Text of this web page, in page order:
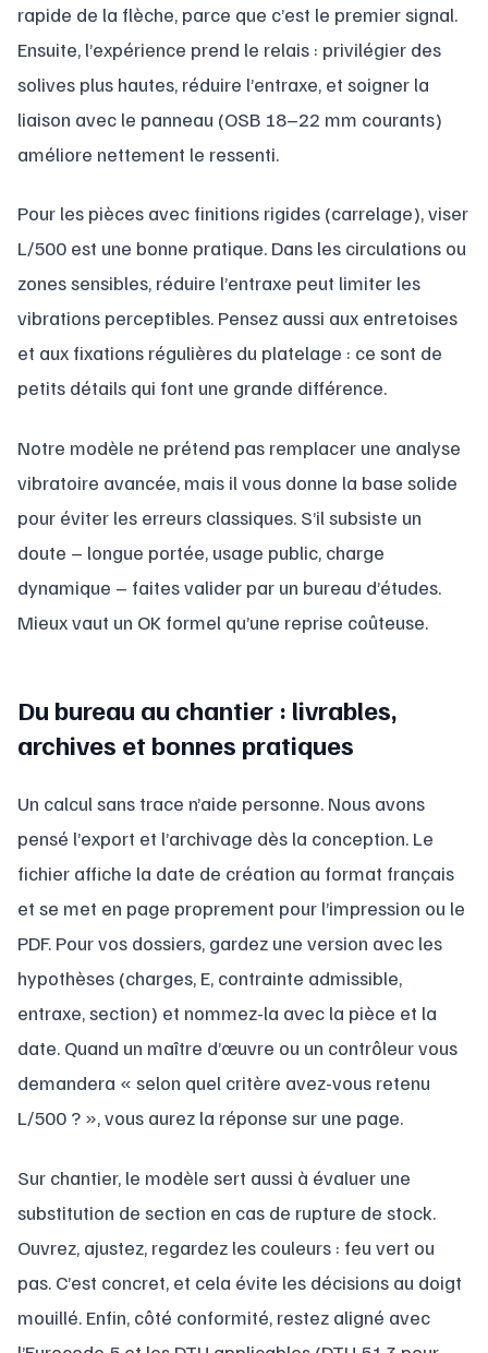
rapide de la flèche, parce que c’est le premier signal.
Ensuite, l’expérience prend le relais : privilégier des
solives plus hautes, réduire l’entraxe, et soigner la
liaison avec le panneau (OSB 18–22 mm courants)
améliore nettement le ressenti.
Pour les pièces avec finitions rigides (carrelage), viser
L/500 est une bonne pratique. Dans les circulations ou
zones sensibles, réduire l’entraxe peut limiter les
vibrations perceptibles. Pensez aussi aux entretoises
et aux fixations régulières du platelage : ce sont de
petits détails qui font une grande différence.
Notre modèle ne prétend pas remplacer une analyse
vibratoire avancée, mais il vous donne la base solide
pour éviter les erreurs classiques. S’il subsiste un
doute – longue portée, usage public, charge
dynamique – faites valider par un bureau d’études.
Mieux vaut un OK formel qu’une reprise coûteuse.
Du bureau au chantier : livrables,
archives et bonnes pratiques
Un calcul sans trace n’aide personne. Nous avons
pensé l’export et l’archivage dès la conception. Le
fichier affiche la date de création au format français
et se met en page proprement pour l’impression ou le
PDF. Pour vos dossiers, gardez une version avec les
hypothèses (charges, E, contrainte admissible,
entraxe, section) et nommez-la avec la pièce et la
date. Quand un maître d’œuvre ou un contrôleur vous
demandera « selon quel critère avez-vous retenu
L/500 ? », vous aurez la réponse sur une page.
Sur chantier, le modèle sert aussi à évaluer une
substitution de section en cas de rupture de stock.
Ouvrez, ajustez, regardez les couleurs : feu vert ou
pas. C’est concret, et cela évite les décisions au doigt
mouillé. Enfin, côté conformité, restez aligné avec